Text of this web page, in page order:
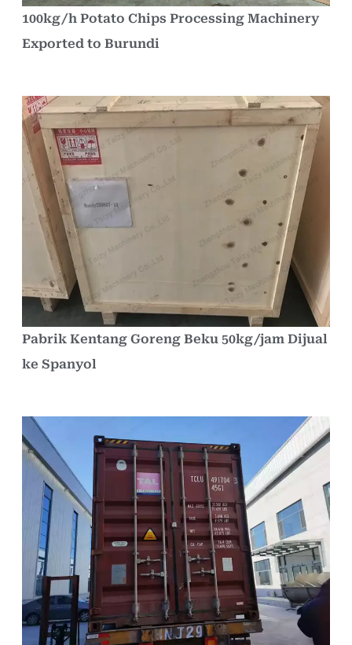
100kg/h Potato Chips Processing Machinery
Exported to Burundi
Pabrik Kentang Goreng Beku 50kg/jam Dijual
ke Spanyol